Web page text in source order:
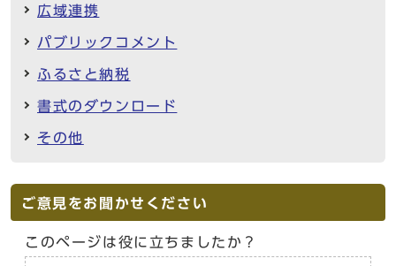
広域連携
パブリックコメント
ふるさと納税
書式のダウンロード
その他
ご意見をお聞かせください
このページは役に立ちましたか？